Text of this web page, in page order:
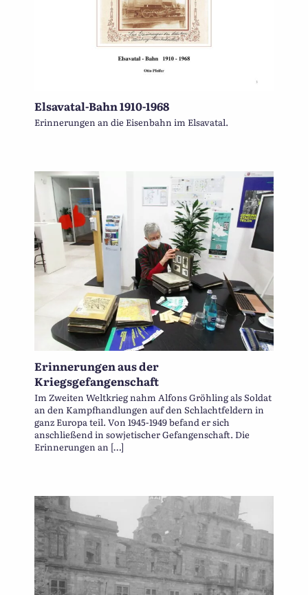
Elsavatal-Bahn 1910-1968
Erinnerungen an die Eisenbahn im Elsavatal.
Erinnerungen aus der
Kriegsgefangenschaft
Im Zweiten Weltkrieg nahm Alfons Gröhling als Soldat
an den Kampfhandlungen auf den Schlachtfeldern in
ganz Europa teil. Von 1945-1949 befand er sich
anschließend in sowjetischer Gefangenschaft. Die
Erinnerungen an […]